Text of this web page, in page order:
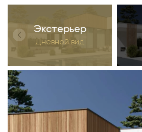
Экстерьер
Дневной вид